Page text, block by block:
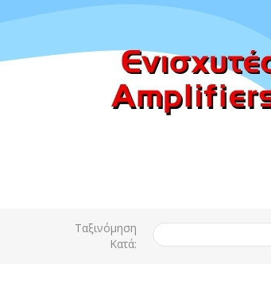
Ταξινόμηση
Κατά: